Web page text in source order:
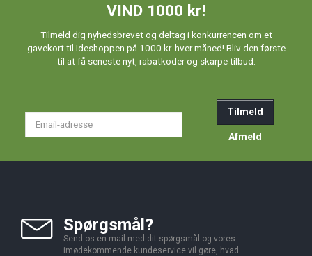
VIND 1000 kr!
Tilmeld dig nyhedsbrevet og deltag i konkurrencen om et
gavekort til Ideshoppen på 1000 kr. hver måned! Bliv den første
til at få seneste nyt, rabatkoder og skarpe tilbud.
Tilmeld
Afmeld
Spørgsmål?
Send os en mail med dit spørgsmål og vores
imødekommende kundeservice vil gøre, hvad